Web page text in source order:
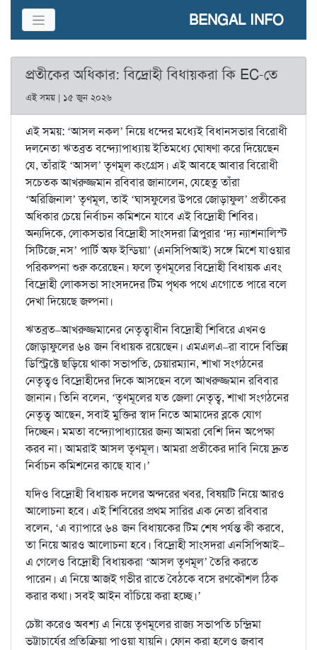
BENGAL INFO
প্রতীকের অধিকার: বিদ্রোহী বিধায়করা কি EC-তে
এই সময় | ১৫ জুন ২০২৬
এই সময়: ‘আসল নকল’ নিয়ে ধন্দের মধ্যেই বিধানসভার বিরোধী
দলনেতা ঋতব্রত বন্দ্যোপাধ্যায় ইতিমধ্যে ঘোষণা করে দিয়েছেন
যে, তাঁরাই ‘আসল’ তৃণমূল কংগ্রেস। এই আবহে আবার বিরোধী
সচেতক আখরুজ্জমান রবিবার জানালেন, যেহেতু তাঁরা
‘অরিজিনাল’ তৃণমূল, তাই ‘ঘাসফুলের উপরে জোড়াফুল’ প্রতীকের
অধিকার চেয়ে নির্বাচন কমিশনে যাবে এই বিদ্রোহী শিবির।
অন্যদিকে, লোকসভার বিদ্রোহী সাংসদরা ত্রিপুরার ‘দ্য ন্যাশনালিস্ট
সিটিজ়েনস’ পার্টি অফ ইন্ডিয়া’ (এনসিপিআই) সঙ্গে মিশে যাওয়ার
পরিকল্পনা শুরু করেছেন। ফলে তৃণমূলের বিদ্রোহী বিধায়ক এবং
বিদ্রোহী লোকসভা সাংসদদের টিম পৃথক পথে এগোতে পারে বলে
দেখা দিয়েছে জল্পনা।
ঋতব্রত–আখরুজ্জমানের নেতৃত্বাধীন বিদ্রোহী শিবিরে এখনও
জোড়াফুলের ৬৪ জন বিধায়ক রয়েছেন। এমএলএ–রা বাদে বিভিন্ন
ডিস্ট্রিক্টে ছড়িয়ে থাকা সভাপতি, চেয়ারম্যান, শাখা সংগঠনের
নেতৃত্বও বিদ্রোহীদের দিকে আসছেন বলে আখরুজ্জমান রবিবার
জানান। তিনি বলেন, ‘তৃণমূলের যত জেলা নেতৃত্ব, শাখা সংগঠনের
নেতৃত্ব আছেন, সবাই মুক্তির স্বাদ নিতে আমাদের ব্লকে যোগ
দিচ্ছেন। মমতা বন্দ্যোপাধ্যায়ের জন্য আমরা বেশি দিন অপেক্ষা
করব না। আমরাই আসল তৃণমূল। আমরা প্রতীকের দাবি নিয়ে দ্রুত
নির্বাচন কমিশনের কাছে যাব।’
যদিও বিদ্রোহী বিধায়ক দলের অন্দরের খবর, বিষয়টি নিয়ে আরও
আলোচনা হবে। এই শিবিরের প্রথম সারির এক নেতা রবিবার
বলেন, ‘এ ব্যাপারে ৬৪ জন বিধায়কের টিম শেষ পর্যন্ত কী করবে,
তা নিয়ে আরও আলোচনা হবে। বিদ্রোহী সাংসদরা এনসিপিআই–
এ গেলেও বিদ্রোহী বিধায়করা ‘আসল তৃণমূল’ তৈরি করতে
পারেন। এ নিয়ে আজই গভীর রাতে বৈঠকে বসে রণকৌশল ঠিক
করার কথা। সবই আইন বাঁচিয়ে করা হচ্ছে।’
চেষ্টা করেও অবশ্য এ নিয়ে তৃণমূলের রাজ্য সভাপতি চন্দ্রিমা
ভট্টাচার্যের প্রতিক্রিয়া পাওয়া যায়নি। ফোন করা হলেও জবাব